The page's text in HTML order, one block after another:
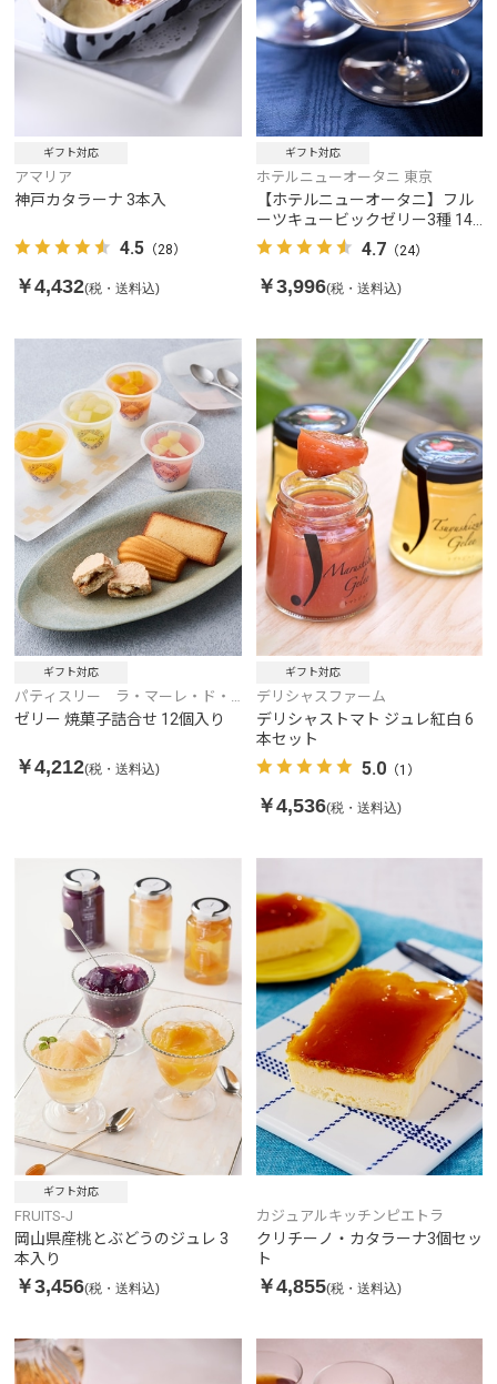
ギフト対応
アマリア
神戸カタラーナ 3本入
4.5 （28）
￥4,432(税・送料込)
ギフト対応
ホテルニューオータニ 東京
【ホテルニューオータニ】フル
ーツキュービックゼリー3種 14
個入り
4.7（24）
￥3,996(税・送料込)
ギフト対応
パティスリー ラ・マーレ・ド・
チャヤ
ゼリー 焼菓子詰合せ 12個入り
￥4,212(税・送料込)
ギフト対応
デリシャスファーム
デリシャストマト ジュレ紅白 6
本セット
5.0（1）
￥4,536(税・送料込)
ギフト対応
FRUITS-J
岡山県産桃とぶどうのジュレ 3
本入り
￥3,456(税・送料込)
カジュアルキッチンピエトラ
クリチーノ・カタラーナ3個セッ
ト
￥4,855(税・送料込)